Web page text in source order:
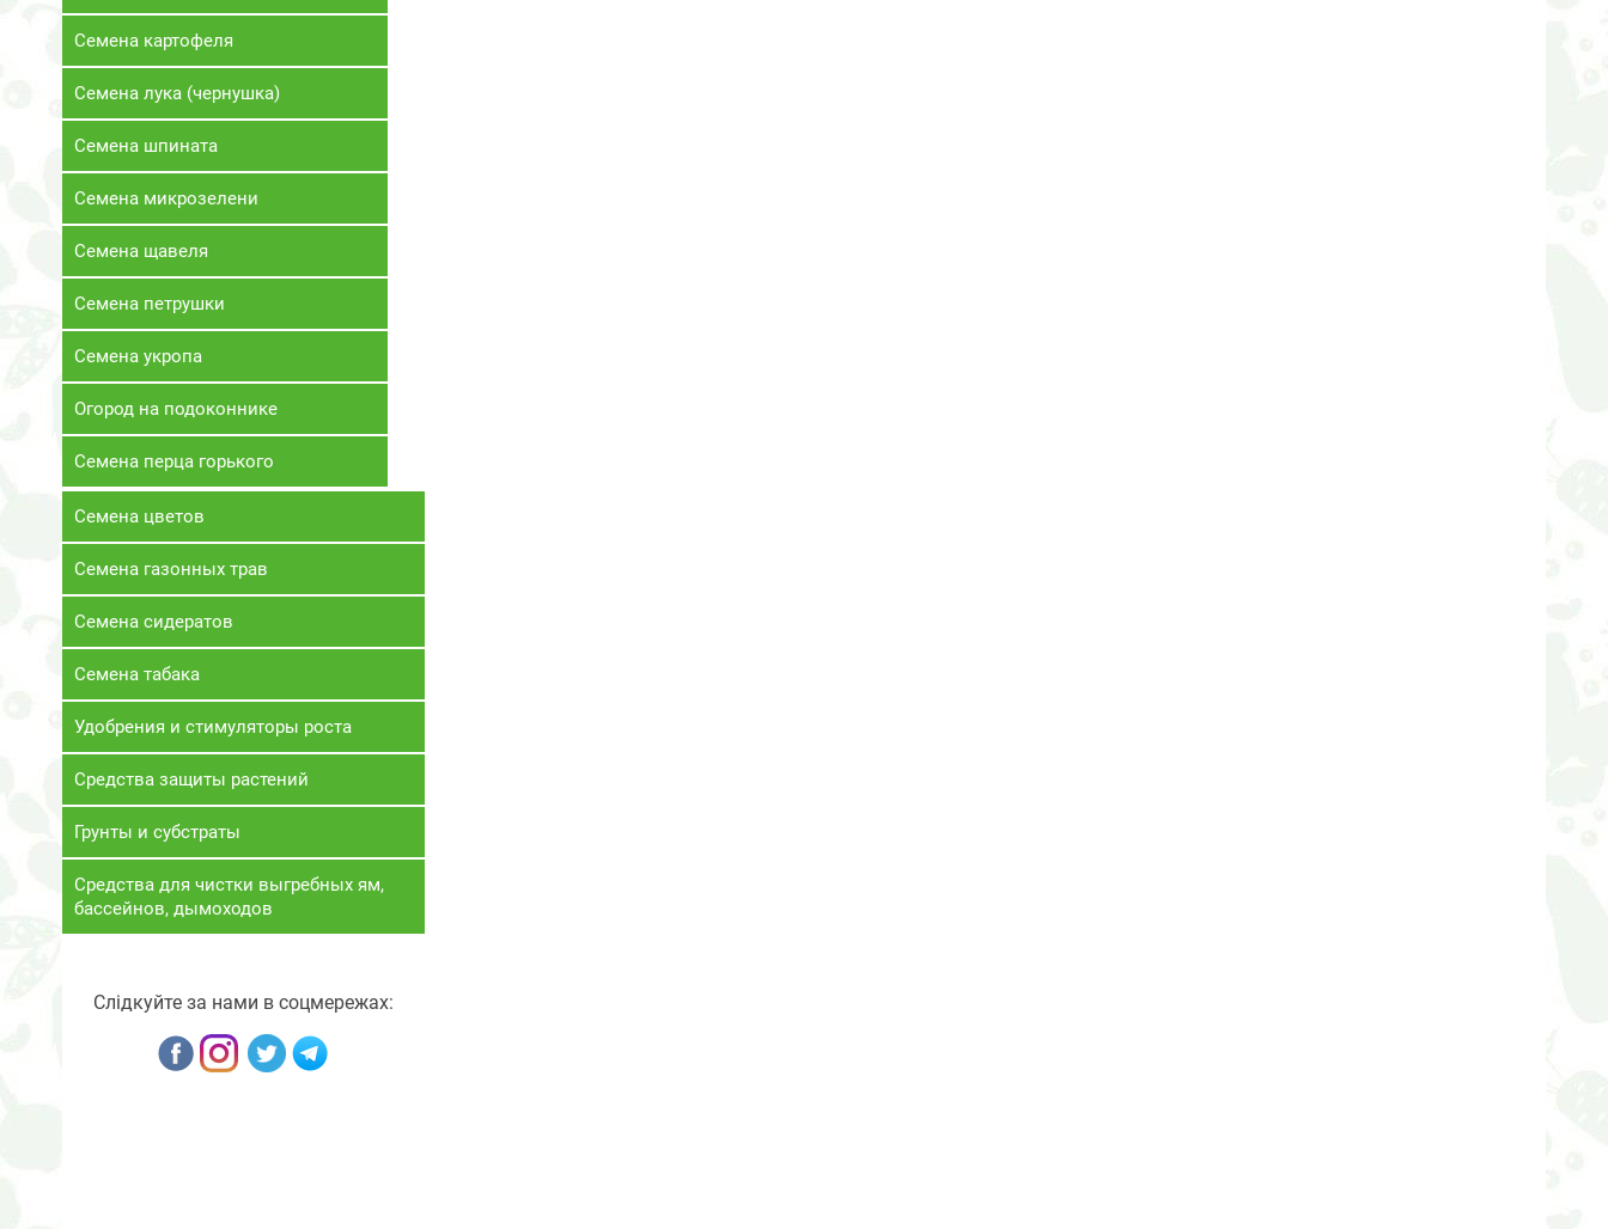
Семена картофеля
Семена лука (чернушка)
Семена шпината
Семена микрозелени
Семена щавеля
Семена петрушки
Семена укропа
Огород на подоконнике
Семена перца горького
Семена цветов
Семена газонных трав
Семена сидератов
Семена табака
Удобрения и стимуляторы роста
Средства защиты растений
Грунты и субстраты
Средства для чистки выгребных ям,
бассейнов, дымоходов
Слідкуйте за нами в соцмережах: